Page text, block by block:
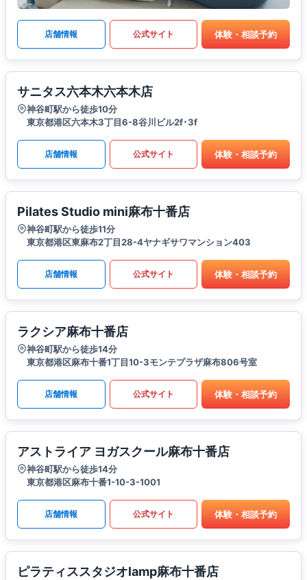
店舗情報 公式サイト 体験・相談予約
サニタス六本木六本木店
神谷町駅から徒歩10分
東京都港区六本木3丁目6-8谷川ビル2f･3f
店舗情報 公式サイト 体験・相談予約
Pilates Studio mini麻布十番店
神谷町駅から徒歩11分
東京都港区東麻布2丁目28-4ヤナギサワマンション403
店舗情報 公式サイト 体験・相談予約
ラクシア麻布十番店
神谷町駅から徒歩14分
東京都港区麻布十番1丁目10-3モンテプラザ麻布806号室
店舗情報 公式サイト 体験・相談予約
アストライア ヨガスクール麻布十番店
神谷町駅から徒歩14分
東京都港区麻布十番1-10-3-1001
店舗情報 公式サイト 体験・相談予約
ピラティススタジオlamp麻布十番店